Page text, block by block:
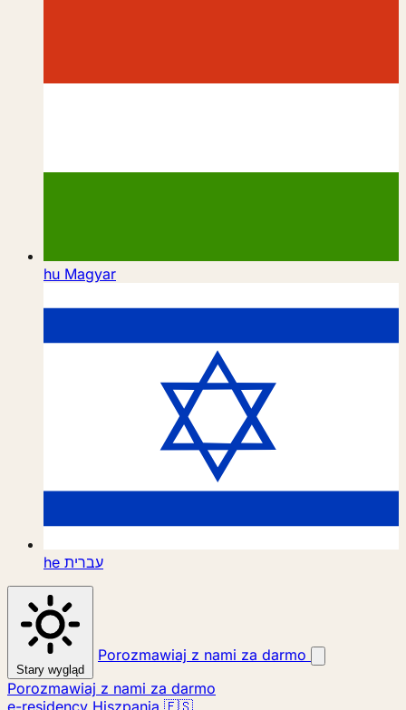
hu Magyar
he עברית
Stary wygląd
Porozmawiaj z nami za darmo
Porozmawiaj z nami za darmo
e-residency Hiszpania 🇪🇸